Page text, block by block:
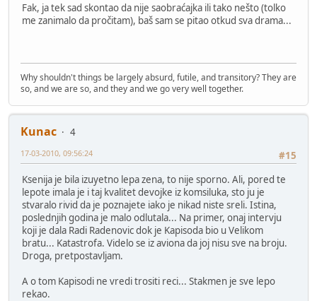
Fak, ja tek sad skontao da nije saobraćajka ili tako nešto (tolko
me zanimalo da pročitam), baš sam se pitao otkud sva drama...
Why shouldn't things be largely absurd, futile, and transitory? They are
so, and we are so, and they and we go very well together.
Kunac
4
#15
17-03-2010, 09:56:24
Ksenija je bila izuyetno lepa zena, to nije sporno. Ali, pored te
lepote imala je i taj kvalitet devojke iz komsiluka, sto ju je
stvaralo rivid da je poznajete iako je nikad niste sreli. Istina,
poslednjih godina je malo odlutala... Na primer, onaj intervju
koji je dala Radi Radenovic dok je Kapisoda bio u Velikom
bratu... Katastrofa. Videlo se iz aviona da joj nisu sve na broju.
Droga, pretpostavljam.
A o tom Kapisodi ne vredi trositi reci... Stakmen je sve lepo
rekao.